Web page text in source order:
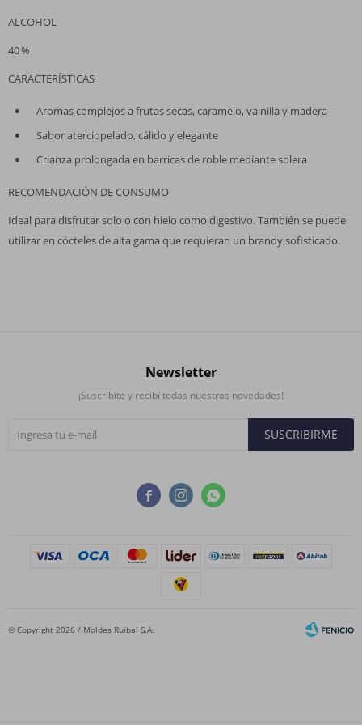
ALCOHOL
40 %
CARACTERÍSTICAS
Aromas complejos a frutas secas, caramelo, vainilla y madera
Sabor aterciopelado, cálido y elegante
Crianza prolongada en barricas de roble mediante solera
RECOMENDACIÓN DE CONSUMO
Ideal para disfrutar solo o con hielo como digestivo. También se puede
utilizar en cócteles de alta gama que requieran un brandy sofisticado.
  
Newsletter
¡Suscribite y recibí todas nuestras novedades!
SUSCRIBIRME
© Copyright 2026 / Moldes Ruibal S.A.